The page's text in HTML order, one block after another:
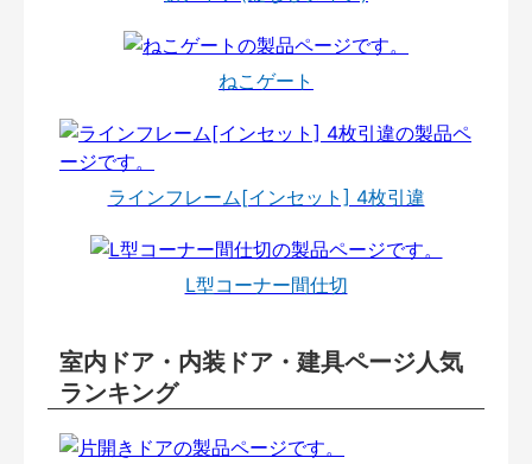
ねこゲート
ラインフレーム[インセット] 4枚引違
L型コーナー間仕切
室内ドア・内装ドア・建具ページ人気
ランキング